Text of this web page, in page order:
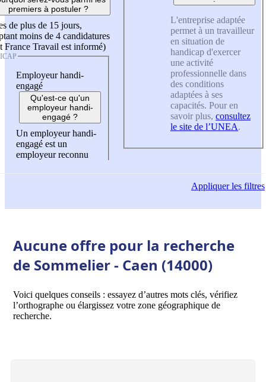
premiers à postuler ?
de plus de 15 jours,
moins de 4 candidatures
France Travail est informé)
Employeur handi-
engagé
Qu'est-ce qu'un
employeur handi-
engagé ?
Un employeur handi-
engagé est un
employeur reconnu
L'entreprise adaptée
permet à un travailleur
en situation de
handicap d'exercer
une activité
professionnelle dans
des conditions
adaptées à ses
capacités. Pour en
savoir plus, consultez
le site de l’UNEA.
Appliquerles filtres
Aucune offre pour la recherche
de Sommelier - Caen (14000)
Voici quelques conseils : essayez d’autres mots clés, vérifiez
l’orthographe ou élargissez votre zone géographique de
recherche.